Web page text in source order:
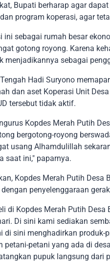
Bupati berharap agar
program koperasi, agar
ini sebagai rumah besar
gotong royong. Karena
menjadikannya sebagai
Hadi Suryono
dan aset Koperasi Unit
tersebut tidak aktif.
Kopdes Merah Putih
bergotong-royong
usang Alhamdulillah
saat ini," paparnya.
Kopdes Merah Putih
penyelenggaraan
di Kopdes Merah Putih
Di sini kami sediakan
di sini menghadirkan
petani-petani yang ada di
pupuk langsung dari